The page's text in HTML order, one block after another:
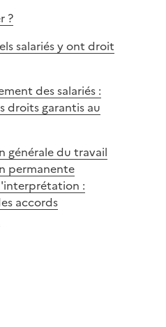
?
salariés y ont droit
des salariés :
droits garantis au
générale du travail
permanente
:
accords